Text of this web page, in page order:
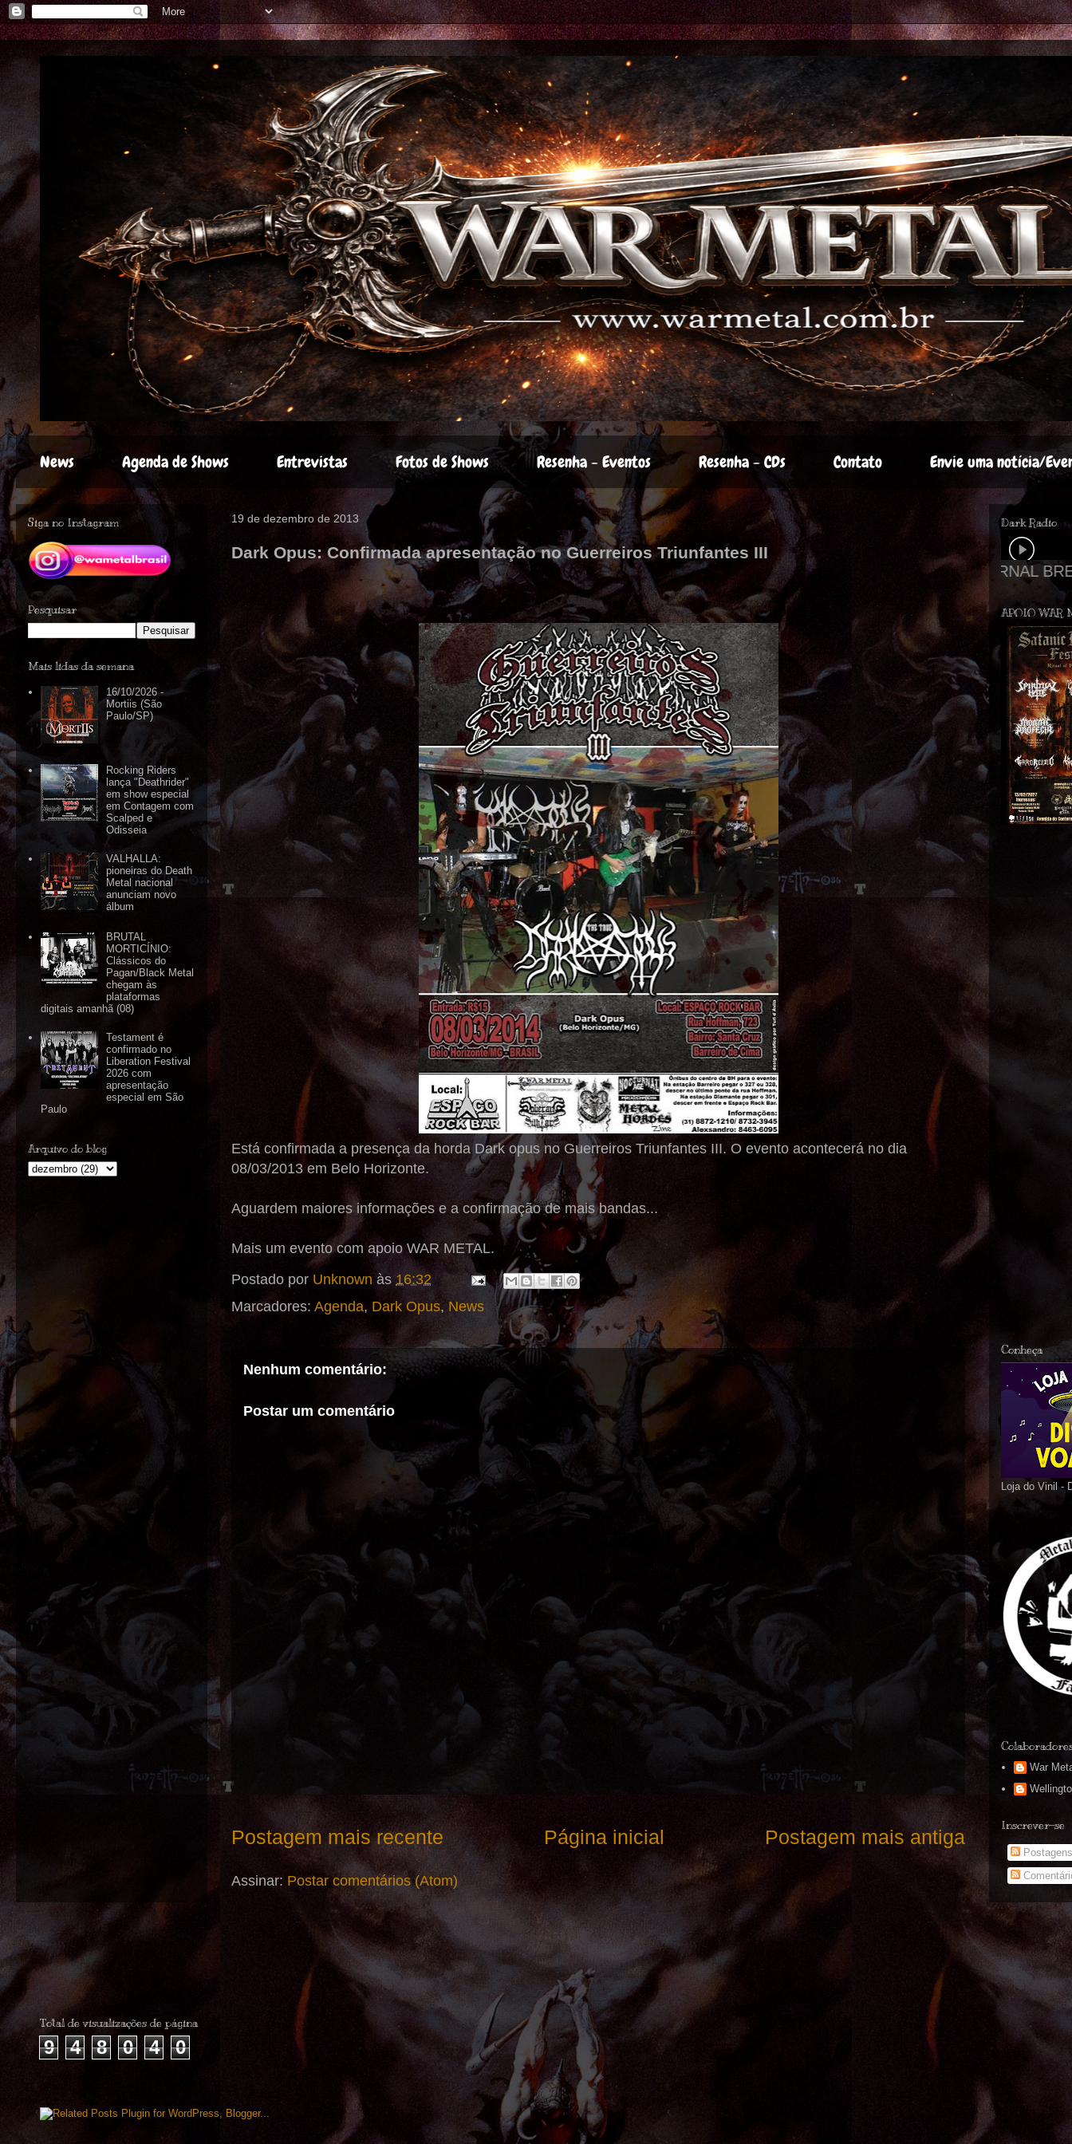
News Agenda de Shows Entrevistas Fotos de Shows Resenha - Eventos Resenha - CDs Contato Envie uma notícia/
19 de dezembro de 2013
Dark Opus: Confirmada apresentação no Guerreiros Triunfantes III
Está confirmada a presença da horda Dark opus no Guerreiros Triunfantes III. O evento acontecerá no dia
08/03/2013 em Belo Horizonte.
Aguardem maiores informações e a confirmação de mais bandas...
Mais um evento com apoio WAR METAL.
Postado por Unknown às 16:32
Marcadores: Agenda, Dark Opus, News
Nenhum comentário:
Postar um comentário
Postagem mais recente Postagem mais antiga
Página inicial
Assinar: Postar comentários (Atom)
Siga no Instagram
Pesquisar
Mais lidas da semana
16/10/2026 -
Mortiis (São
Paulo/SP)
Rocking Riders
lança "Deathrider"
em show especial
em Contagem com
Scalped e
Odisseia
VALHALLA:
pioneiras do Death
Metal nacional
anunciam novo
álbum
BRUTAL
MORTICÍNIO:
Clássicos do
Pagan/Black Metal
chegam às
plataformas
digitais amanhã (08)
Testament é
confirmado no
Liberation Festival
2026 com
apresentação
especial em São
Paulo
Arquivo do blog
Dark Radio
APOIO WAR
Conheça
Loja do Vinil -
War
Inscrever-se
Postagens
Total de visualizações de página
9 4 8 0 4 0